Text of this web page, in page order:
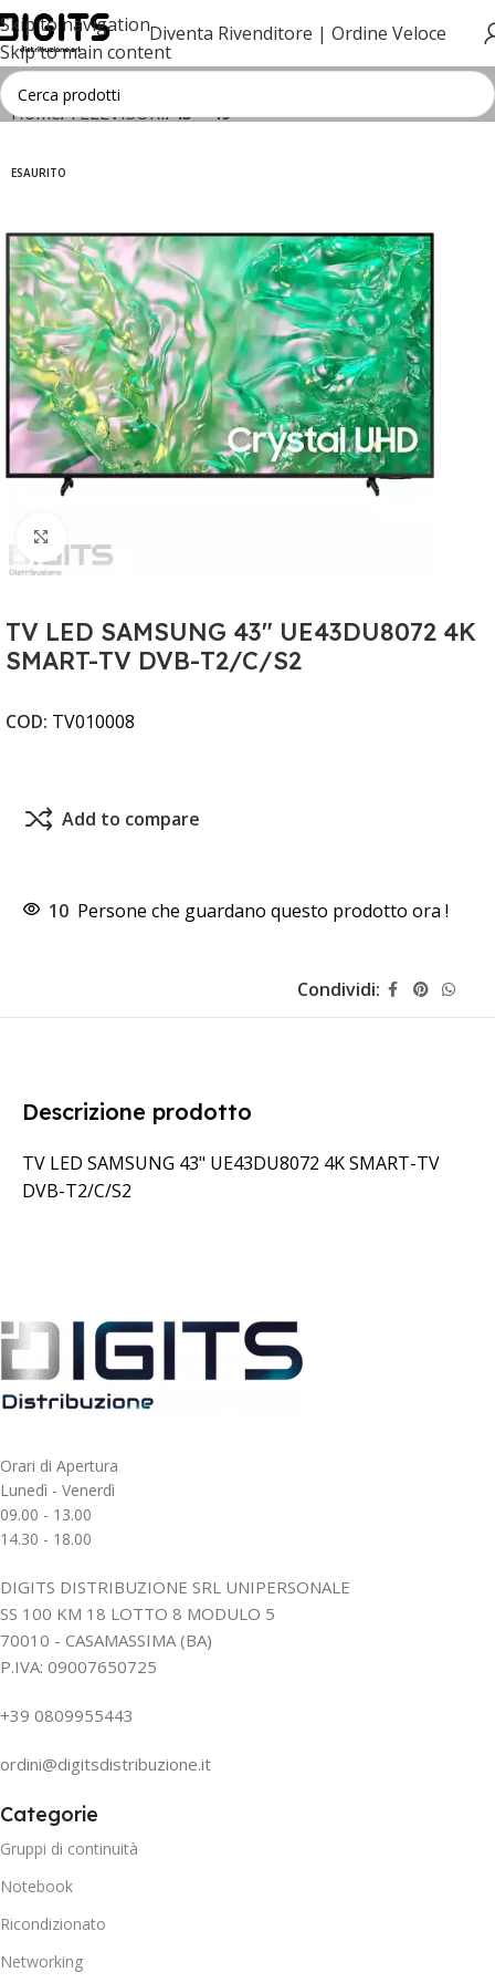
Skip to navigation
Skip to main content
Diventa Rivenditore | Ordine Veloce
Home TELEVISORI 43"- 49"
ESAURITO
TV LED SAMSUNG 43" UE43DU8072 4K
SMART-TV DVB-T2/C/S2
COD: TV010008
Add to compare
10 Persone che guardano questo prodotto ora !
Condividi:
Descrizione prodotto
TV LED SAMSUNG 43" UE43DU8072 4K SMART-TV
DVB-T2/C/S2
Orari di Apertura
Lunedì - Venerdì
09.00 - 13.00
14.30 - 18.00
DIGITS DISTRIBUZIONE SRL UNIPERSONALE
SS 100 KM 18 LOTTO 8 MODULO 5
70010 - CASAMASSIMA (BA)
P.IVA: 09007650725
+39 0809955443
ordini@digitsdistribuzione.it
Categorie
Gruppi di continuità
Notebook
Ricondizionato
Networking